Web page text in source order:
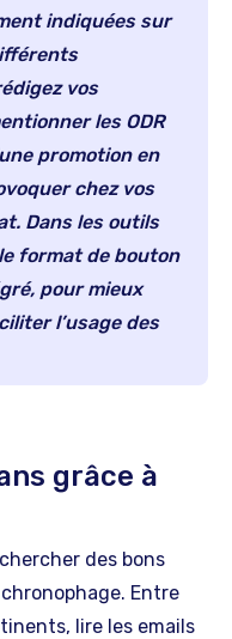
indiquées sur
vos
les ODR
promotion en
chez vos
Dans les outils
format de bouton
pour mieux
l’usage des
grâce à
des bons
Entre
lire les emails